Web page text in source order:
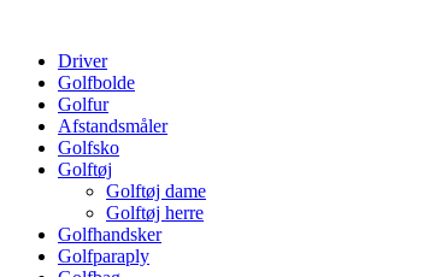
Driver
Golfbolde
Golfur
Afstandsmåler
Golfsko
Golftøj
Golftøj dame
Golftøj herre
Golfhandsker
Golfparaply